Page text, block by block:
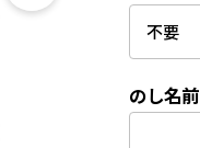
のし名前